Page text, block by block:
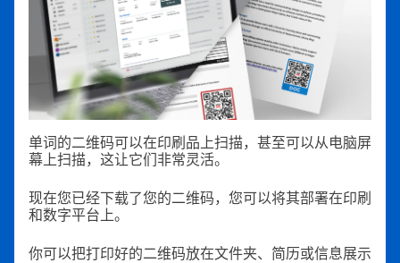
单词的二维码可以在印刷品上扫描，甚至可以从电脑屏
幕上扫描，这让它们非常灵活。
现在您已经下载了您的二维码，您可以将其部署在印刷
和数字平台上。
你可以把打印好的二维码放在文件夹、简历或信息展示